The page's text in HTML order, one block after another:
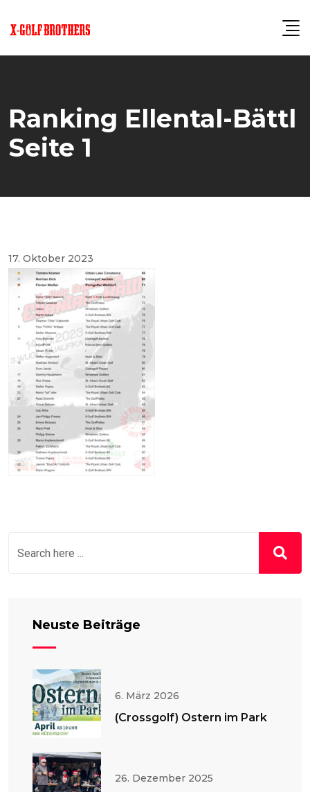
Ranking Ellental-Bättl
Seite 1
17. Oktober 2023
Neuste Beiträge
6. März 2026
(Crossgolf) Ostern im Park
26. Dezember 2025